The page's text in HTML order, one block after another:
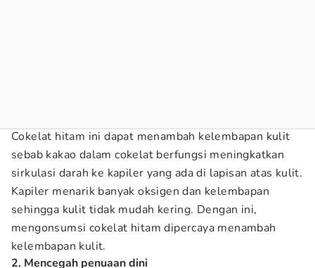
Cokelat hitam ini dapat menambah kelembapan kulit
sebab kakao dalam cokelat berfungsi meningkatkan
sirkulasi darah ke kapiler yang ada di lapisan atas kulit.
Kapiler menarik banyak oksigen dan kelembapan
sehingga kulit tidak mudah kering. Dengan ini,
mengonsumsi cokelat hitam dipercaya menambah
kelembapan kulit.
2. Mencegah penuaan dini